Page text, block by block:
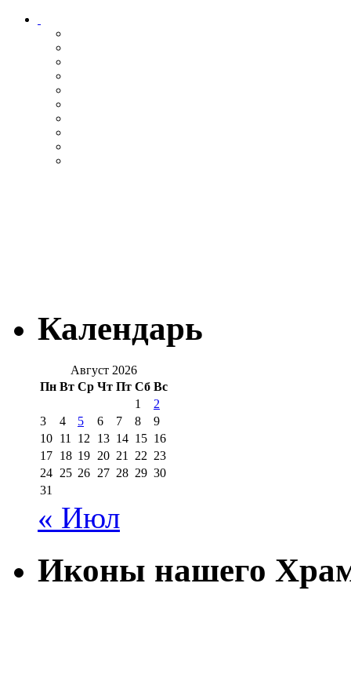
Календарь
Август 2026
Пн Вт Ср Чт Пт Сб Вс
1
2
3
4 5 6 7 8
9
10 11 12 13 14 15 16
17 18 19 20 21 22 23
24 25 26 27 28 29 30
31
« Июл
Иконы нашего